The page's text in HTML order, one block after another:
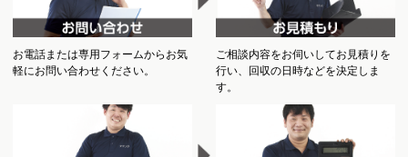
お電話または専用フォームからお気
軽にお問い合わせください。
ご相談内容をお伺いしてお見積りを
行い、回収の日時などを決定しま
す。